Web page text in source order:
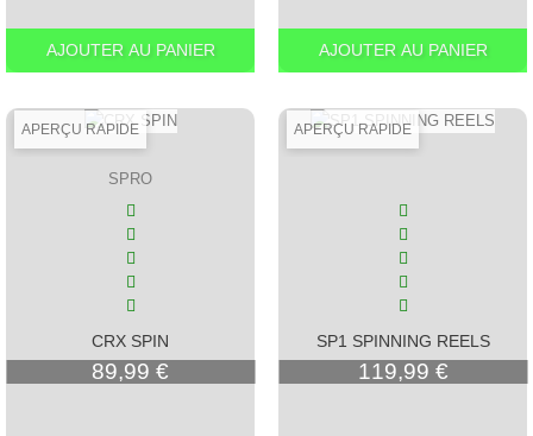
AJOUTER AU PANIER AJOUTER AU PANIER
APERÇU RAPIDE
SPRO
CRX SPIN
89,99 €
APERÇU RAPIDE
SP1 SPINNING REELS
119,99 €Prix